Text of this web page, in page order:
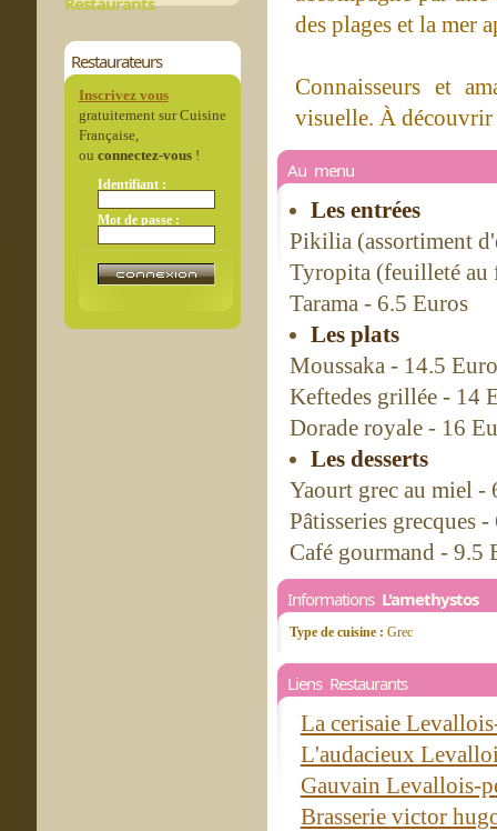
Restaurateurs
Inscrivez vous
gratuitement sur Cuisine
Française,
ou connectez-vous!
Identifiant :
Mot de passe :
des plages et la mer
Connaisseurs et
visuelle. À découvrir
Au menu
Les entrées
Pikilia (assortiment
Tyropita (feuilleté au
Tarama - 6.5 Euros
Les plats
Moussaka - 14.5
Keftedes grillée - 14
Dorade royale - 16
Les desserts
Yaourt grec au miel -
Pâtisseries grecques
Café gourmand - 9.5
Informations L'amethystos
Type de cuisine : Grec
Liens Restaurants
La cerisaie
L'audacieux
Gauvain Levallois-
Brasserie victor